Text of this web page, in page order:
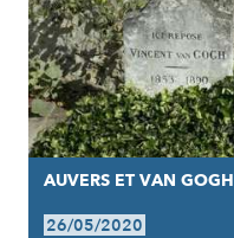
AUVERS ET VAN GOGH
26/05/2020